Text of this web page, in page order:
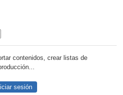
contenidos, crear listas de
sesión